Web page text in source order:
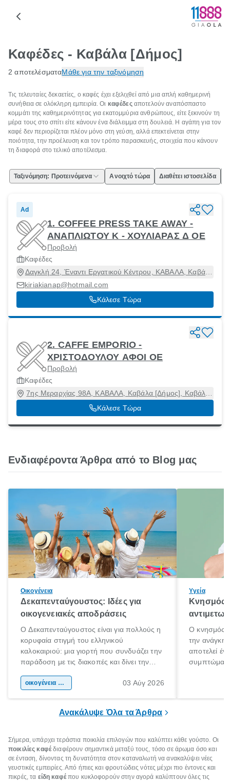
Καφέδες - Καβάλα [Δήμος]
2 αποτελέσματαΜάθε για την ταξινόμηση
Τις τελευταίες δεκαετίες, ο καφές έχει εξελιχθεί από μια απλή καθημερινή
συνήθεια σε ολόκληρη εμπειρία. Οι καφέδεςαποτελούν αναπόσπαστο
κομμάτι της καθημερινότητας για εκατομμύρια ανθρώπους, είτε ξεκινούν τη
μέρα τους στο σπίτι είτε κάνουν ένα διάλειμμα στη δουλειά. Η αγάπη για τον
καφέ δεν περιορίζεται πλέον μόνο στη γεύση, αλλά επεκτείνεται στην
ποιότητα, την προέλευση και τον τρόπο παρασκευής, στοιχεία που κάνουν
τη διαφορά στο τελικό αποτέλεσμα.
Ταξινόμηση: Προτεινόμενα Ανοιχτό τώρα Διαθέτει ιστοσελίδα
Ad
1. COFFEE PRESS TAKE AWAY -
ΑΝΑΠΛΙΩΤΟΥ Κ - ΧΟΥΛΙΑΡΑΣ Δ ΟΕ
Προβολή
Καφέδες
Δαγκλή 24, Έναντι Εργατικού Κέντρου, ΚΑΒΑΛΑ, Καβάλα
[Δήμος], Καβάλα, 65403
kiriakianap@hotmail.com
Κάλεσε Τώρα
2. CAFFE EMPORIO -
ΧΡΙΣΤΟΔΟΥΛΟΥ ΑΦΟΙ ΟΕ
Προβολή
Καφέδες
7ης Μεραρχίας 98Α, ΚΑΒΑΛΑ, Καβάλα [Δήμος], Καβάλα,
65403
Κάλεσε Τώρα
Ενδιαφέροντα Άρθρα από το Blog μας
Οικογένεια
Δεκαπενταύγουστος: Ιδέες για
οικογενειακές αποδράσεις
Ο Δεκαπενταύγουστος είναι για πολλούς η
κορυφαία στιγμή του ελληνικού
καλοκαιριού: μια γιορτή που συνδυάζει την
παράδοση με τις διακοπές και δίνει την
χώρας. Είτε πρόκειται για λίγες μέρες
οικογένεια & παιδί 03 Αύγ 2026
Υγεία
Κνησμός:
Ο κνησμός
την ανάγκη
αποτελεί
Ανακάλυψε Όλα τα Άρθρα
Σήμερα, υπάρχει τεράστια ποικιλία επιλογών που καλύπτει κάθε γούστο. Οι
ποικιλίες καφέδιαφέρουν σημαντικά μεταξύ τους, τόσο σε άρωμα όσο και
σε ένταση, δίνοντας τη δυνατότητα στον καταναλωτή να ανακαλύψει νέες
γευστικές εμπειρίες. Από ήπιες και φρουτώδεις νότες μέχρι πιο έντονες και
πικρές, τα είδη καφέπου κυκλοφορούν στην αγορά καλύπτουν όλες τις